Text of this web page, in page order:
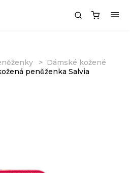
Dámské kožené
peněženka Salvia